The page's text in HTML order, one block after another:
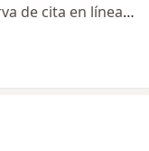
Este especialista no ofrece reserva de cita en línea en esta dirección.